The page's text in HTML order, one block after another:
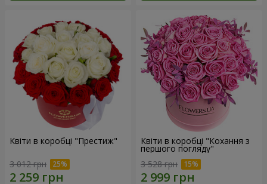
Квіти в коробці "Престиж"
3 012 грн
Квіти в коробці "Кохання з
першого погляду"
3 528 грн